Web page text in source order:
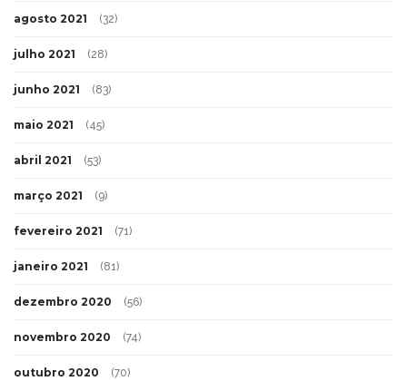
agosto 2021 (32)
julho 2021 (28)
junho 2021 (83)
maio 2021 (45)
abril 2021 (53)
março 2021 (9)
fevereiro 2021 (71)
janeiro 2021 (81)
dezembro 2020 (56)
novembro 2020 (74)
outubro 2020 (70)